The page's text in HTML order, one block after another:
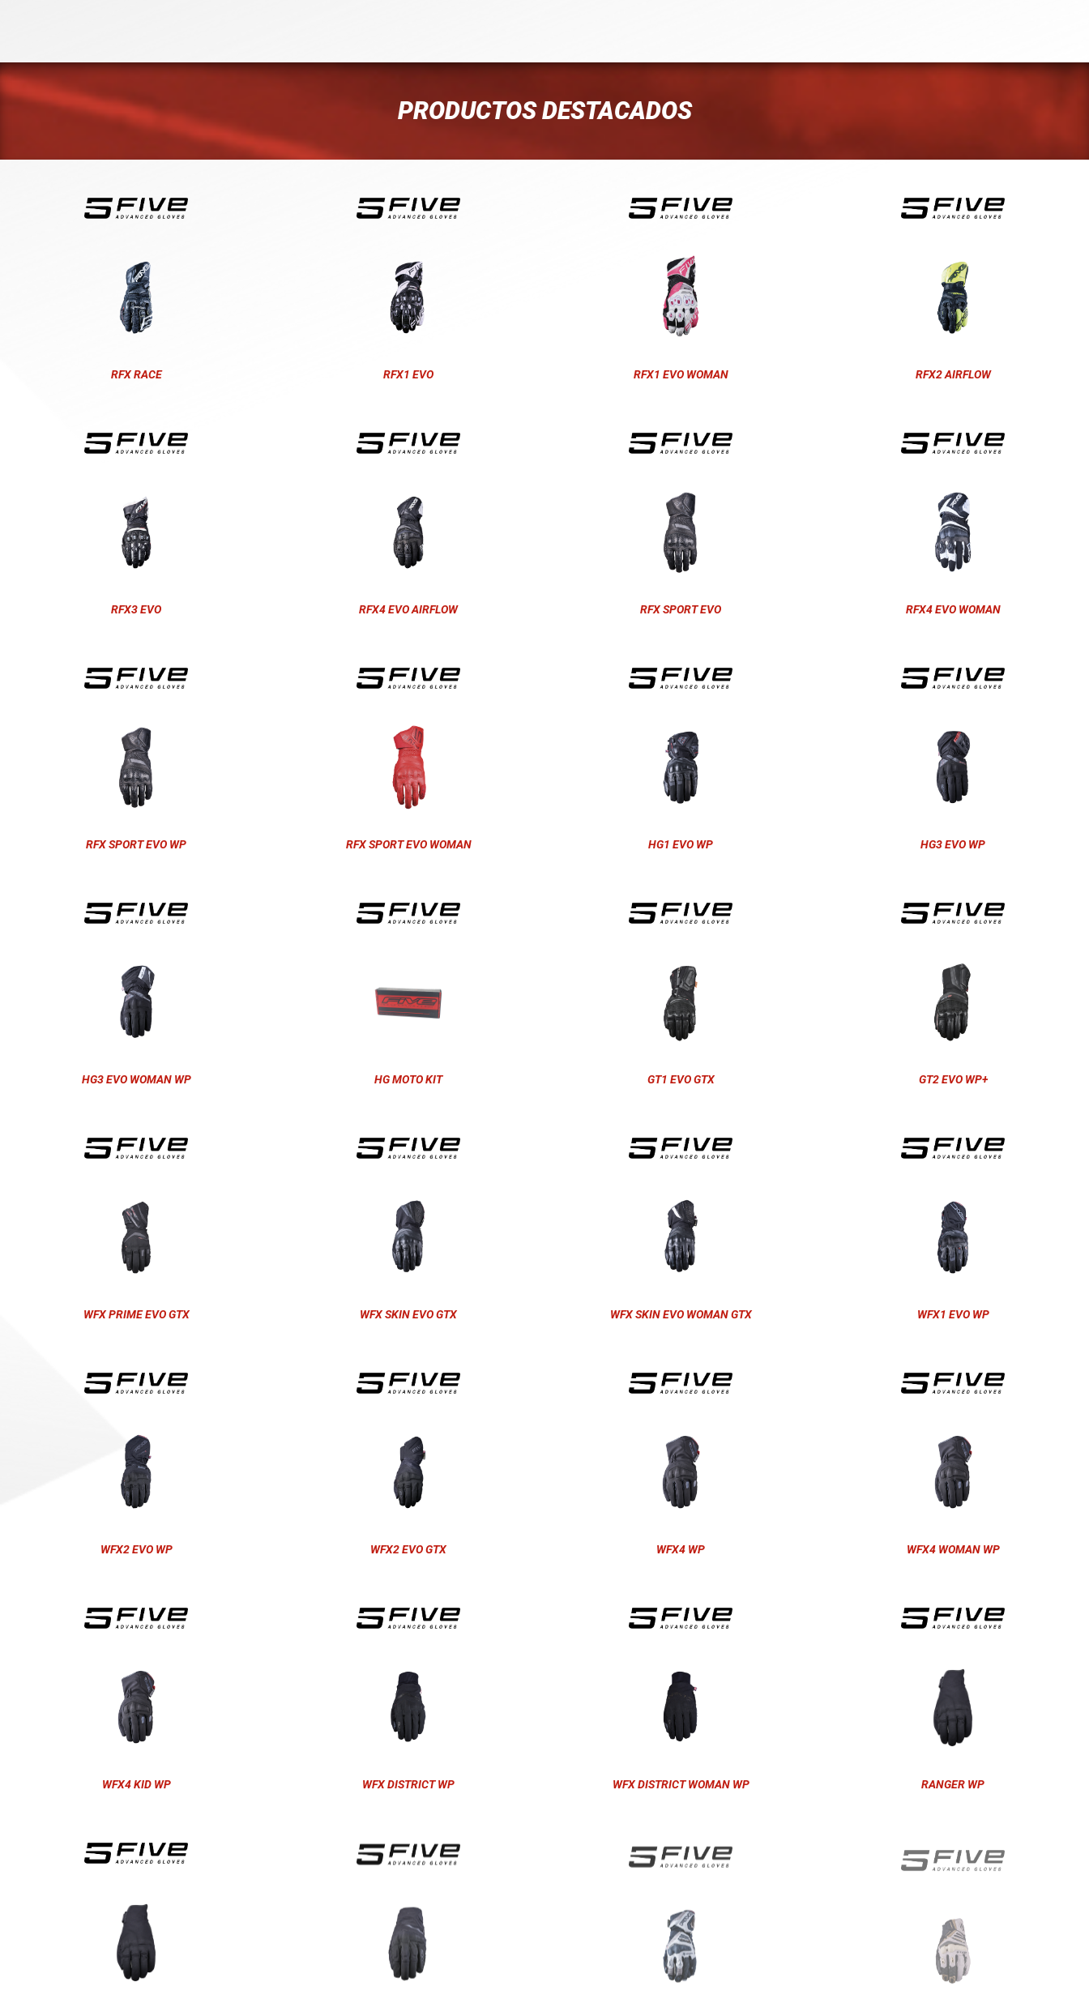
PRODUCTOS DESTACADOS
RFX RACE RFX1 EVO RFX1 EVO WOMAN RFX2 AIRFLOW
RFX3 EVO RFX4 EVO AIRFLOW RFX SPORT EVO RFX4 EVO WOMAN
RFX SPORT EVO WP RFX SPORT EVO WOMAN HG1 EVO WP HG3 EVO WP
HG3 EVO WOMAN WP HG MOTO KIT GT1 EVO GTX GT2 EVO WP+
WFX PRIME EVO GTX WFX SKIN EVO GTX WFX SKIN EVO WOMAN GTX WFX1 EVO WP
WFX2 EVO WP WFX2 EVO GTX WFX4 WP WFX4 WOMAN WP
WFX4 KID WP WFX DISTRICT WP WFX DISTRICT WOMAN WP RANGER WP